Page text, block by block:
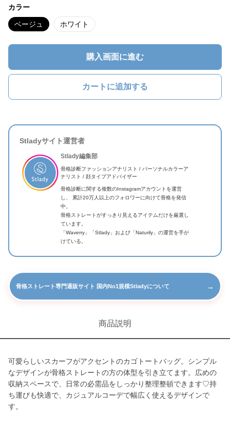
カラー
ベージュ ホワイト
購入画面に進む
カートに追加する
Stladyサイト運営者
Stlady編集部
骨格診断ファッションアナリスト / パーソナルカラーア
ナリスト / 顔タイプアドバイザー
骨格診断に関する複数のInstagramアカウントを運営
し、 累計20万人以上のフォロワーに向けて骨格を発信
中。
骨格ストレートがすっきり見えるアイテムだけを厳選し
ています。
「Waverry」「Stlady」および「Naturily」の運営を手が
けている。
骨格ストレート専門通販サイト 国内No1規模Stladyについて →
商品説明
可愛らしいスカーフがアクセントのカゴトートバッグ。シンプル
なデザインが骨格ストレートの方の体型を引き立てます。広めの
収納スペースで、日常の必需品をしっかり整理整頓できます♡持
ち運びも快適で、カジュアルコーデで幅広く使えるデザインで
す。